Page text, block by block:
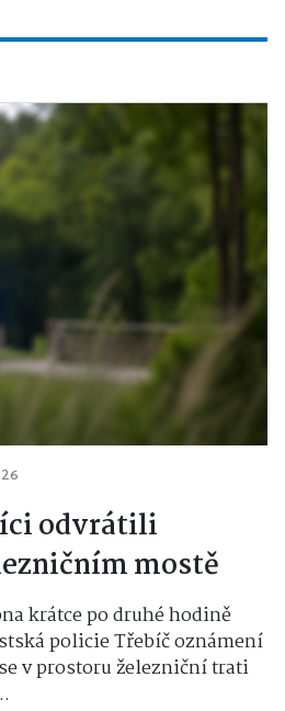
odvrátili
mostě
krátce po druhé hodině
policie Třebíč oznámení
v prostoru železniční trati